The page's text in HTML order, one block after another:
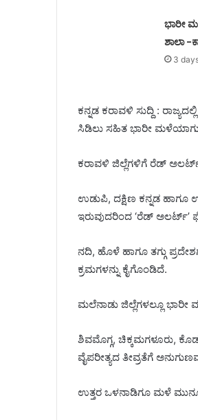
ಭಾರೀ
ಶಾಲಾ
3
ಕನ್ನಡ ಕರಾವಳಿ ಸುದ್ದಿ :
ಸಿಡಿಲು ಸಹಿತ ಭಾರೀ
ಕರಾವಳಿ ಜಿಲ್ಲೆಗಳಿಗೆ ರೆಡ್ ಅಲರ್ಟ್
ಉಡುಪಿ, ದಕ್ಷಿಣ ಕನ್ನಡ ಹಾಗೂ
ಇರುವುದರಿಂದ ‘ರೆಡ್
ನದಿ, ಹೊಳೆ ಹಾಗೂ ತಗ್ಗು
ಕ್ರಮಗಳನ್ನು ಕೈಗೊಂಡಿದೆ.
ಮಲೆನಾಡು ಜಿಲ್ಲೆಗಳಲ್ಲೂ ಭಾರೀ
ಶಿವಮೊಗ್ಗ, ಚಿಕ್ಕಮಗಳೂರು,
ವೈಪರೀತ್ಯದ ತೀವ್ರತೆಗೆ
ಉತ್ತರ ಒಳನಾಡಿಗೂ ಮಳೆ